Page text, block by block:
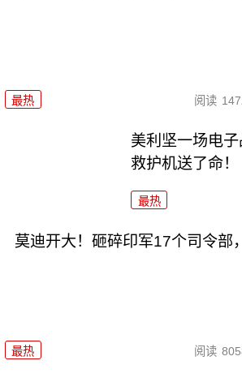
最热 阅读
美利坚一场电
救护机送了命！
最热
莫迪开大！砸碎印军17个司令部
最热 阅读